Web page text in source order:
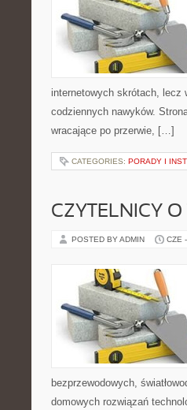
internetowych skrótach,
codziennych nawyków.
wracające po przerwie, […]
CATEGORIES: PORADY I
CZYTELNICY O
POSTED BY ADMIN CZE
bezprzewodowych,
domowych rozwiązań